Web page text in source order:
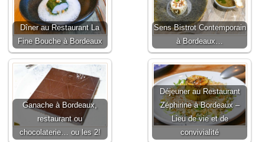
Dîner au Restaurant La
Fine Bouche à Bordeaux
Sens Bistrot Contemporain
à Bordeaux…
Ganache à Bordeaux,
restaurant ou
chocolaterie… ou les 2!
Déjeuner au Restaurant
Zéphirine à Bordeaux –
Lieu de vie et de
convivialité